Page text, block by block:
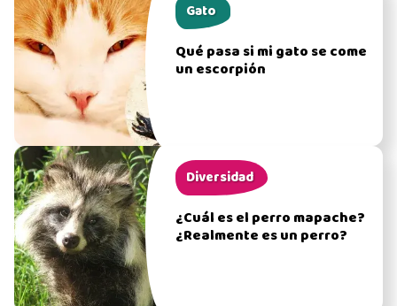
Gato
Qué pasa si mi gato se come
un escorpión
Diversidad
¿Cuál es el perro mapache?
¿Realmente es un perro?